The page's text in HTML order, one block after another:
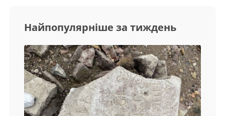
Найпопулярніше за тиждень